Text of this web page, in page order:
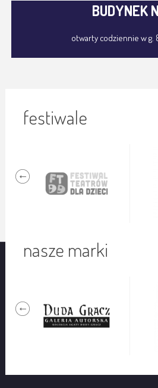
BUDYNEK
otwarty codziennie w g.
festiwale
nasze marki